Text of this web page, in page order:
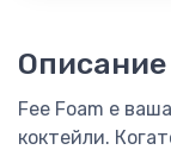
Описание
Fee Foam е
коктейли.